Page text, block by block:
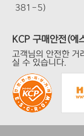
381-5)
KCP 구매안전(에
고객님의 안전한 거
실 수 있습니다.